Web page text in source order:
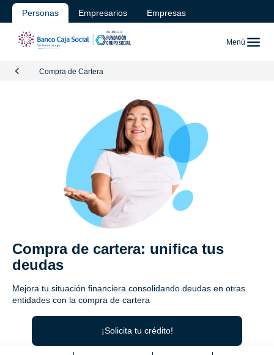
Personas Empresarios Empresas
Menú
Compra de Cartera
Compra de cartera: unifica tus
deudas
Mejora tu situación financiera consolidando deudas en otras
entidades con la compra de cartera
¡Solicita tu crédito!